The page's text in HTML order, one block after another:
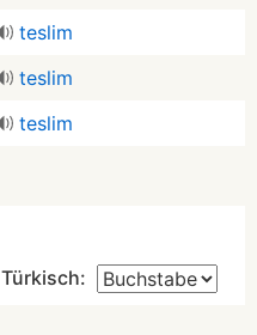
teslim
teslim
teslim
Türkisch: